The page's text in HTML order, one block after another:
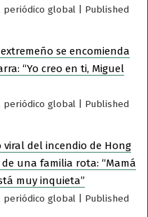
periódico global
Published
se encomienda
“Yo creo en ti, Miguel
periódico global
Published
viral del incendio de Hong
una familia rota: “Mamá
muy inquieta”
periódico global
Published